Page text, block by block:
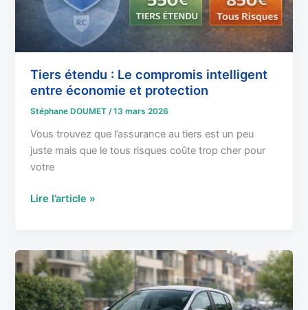
Tiers étendu : Le compromis intelligent
entre économie et protection
Stéphane DOUMET/13 mars 2026
Vous trouvez que l’assurance au tiers est un peu
juste mais que le tous risques coûte trop cher pour
votre
protection
Lire l’article »
Assurance
au
tiers
: